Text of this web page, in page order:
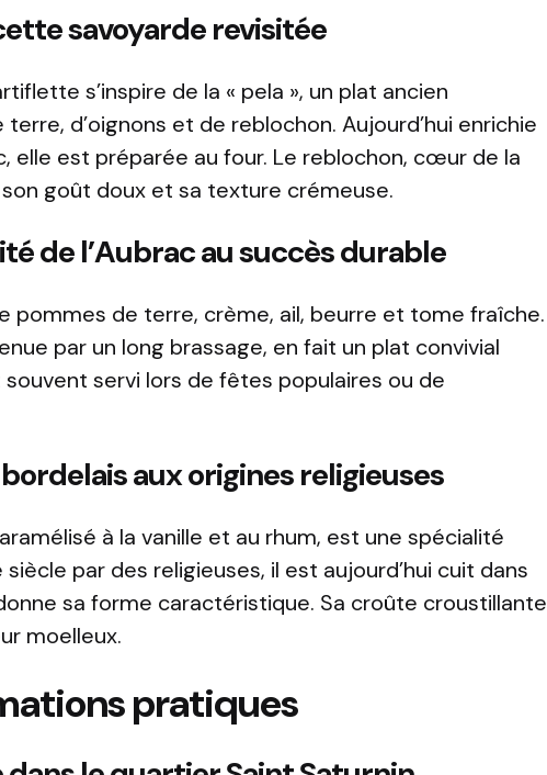
savoyarde revisitée
s’inspire de la « pela », un plat ancien
d’oignons et de reblochon. Aujourd’hui enrichie
elle est préparée au four. Le reblochon, cœur de la
goût doux et sa texture crémeuse.
de l’Aubrac au succès durable
pommes de terre, crème, ail, beurre et tome fraîche.
par un long brassage, en fait un plat convivial
souvent servi lors de fêtes populaires ou de
aux origines religieuses
à la vanille et au rhum, est une spécialité
siècle par des religieuses, il est aujourd’hui cuit dans
sa forme caractéristique. Sa croûte croustillante
moelleux.
pratiques